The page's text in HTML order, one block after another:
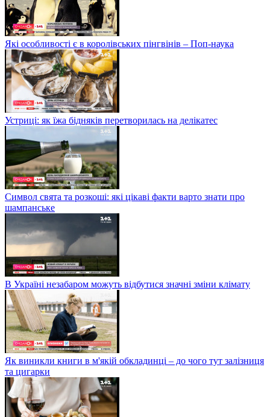
Які особливості є в королівських пінгвінів – Поп-наука
Устриці: як їжа бідняків перетворилась на делікатес
Символ свята та розкоші: які цікаві факти варто знати про
шампанське
В Україні незабаром можуть відбутися значні зміни клімату
Як виникли книги в м'якій обкладинці – до чого тут залізниця
та цигарки